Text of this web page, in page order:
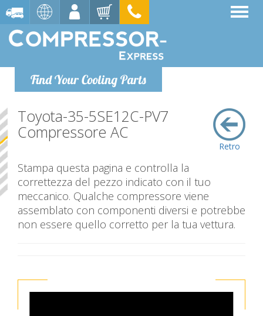
Find Your Cooling Parts
Retro
Toyota-35-5SE12C-PV7
Compressore AC
Stampa questa pagina e controlla la
correttezza del pezzo indicato con il tuo
meccanico. Qualche compressore viene
assemblato con componenti diversi e potrebbe
non essere quello corretto per la tua vettura.